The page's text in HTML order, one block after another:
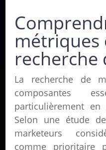
métriques
recherche
La recherche de
composantes
particulièrement
Selon une étude de
marketeurs
comme prioritaire